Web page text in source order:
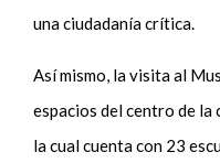
una ciudadanía crítica.
Así mismo, la visita al
espacios del centro de la
la cual cuenta con 23